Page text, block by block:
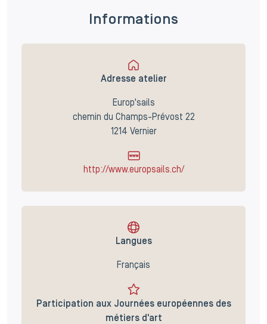
Informations
Adresse atelier
Europ'sails
chemin du Champs-Prévost 22
1214 Vernier
http://www.europsails.ch/
Langues
Français
Participation aux Journées européennes des
métiers d'art